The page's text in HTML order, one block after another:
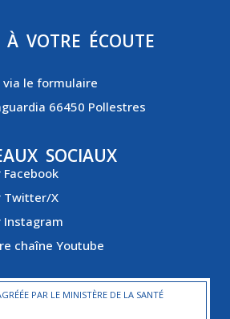
À VOTRE ÉCOUTE
via le formulaire
66450 Pollestres
SOCIAUX
Twitter/X
Instagram
chaîne Youtube
PAR LE MINISTÈRE DE LA SANTÉ